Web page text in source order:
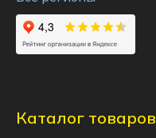
Каталог товаров